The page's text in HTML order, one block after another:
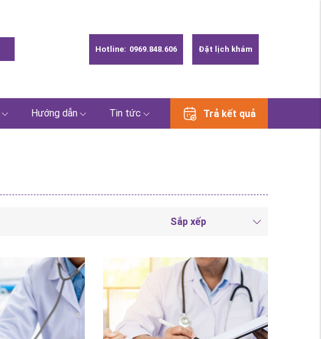
Hotline: 0969.848.606 Đặt lịch khám
Hướng dẫn Tin tức Trả kết quả
Sắp xếp